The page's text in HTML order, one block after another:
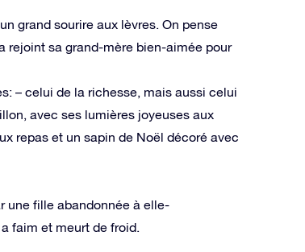
grand sourire aux lèvres. On pense
rejoint sa grand-mère bien-aimée pour
– celui de la richesse, mais aussi celui
avec ses lumières joyeuses aux
repas et un sapin de Noël décoré avec
une fille abandonnée à elle-
faim et meurt de froid.